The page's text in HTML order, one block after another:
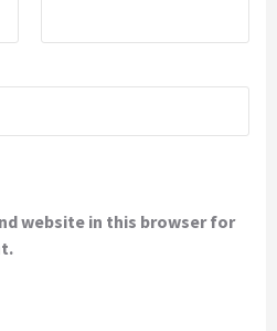
website in this browser for